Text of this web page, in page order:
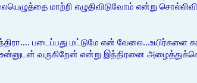
மாற்றி எழுதிவிடுவோம் என்று
படைப்பது மட்டுமே என்
உன்னுடன் வருகிறேன் என்று இந்திரனை